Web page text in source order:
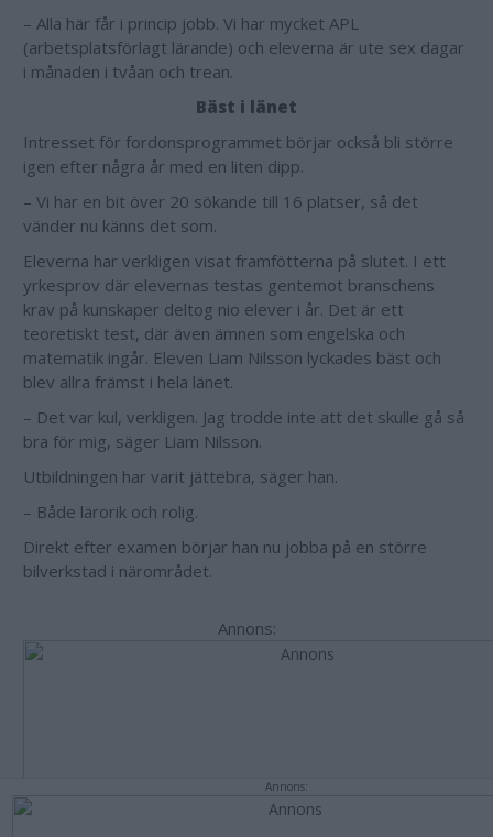
– Alla här får i princip jobb. Vi har mycket APL
(arbetsplatsförlagt lärande) och eleverna är ute sex dagar
i månaden i tvåan och trean.
Bäst i länet
Intresset för fordonsprogrammet börjar också bli större
igen efter några år med en liten dipp.
– Vi har en bit över 20 sökande till 16 platser, så det
vänder nu känns det som.
Eleverna har verkligen visat framfötterna på slutet. I ett
yrkesprov där elevernas testas gentemot branschens
krav på kunskaper deltog nio elever i år. Det är ett
teoretiskt test, där även ämnen som engelska och
matematik ingår. Eleven Liam Nilsson lyckades bäst och
blev allra främst i hela länet.
– Det var kul, verkligen. Jag trodde inte att det skulle gå så
bra för mig, säger Liam Nilsson.
Utbildningen har varit jättebra, säger han.
– Både lärorik och rolig.
Direkt efter examen börjar han nu jobba på en större
bilverkstad i närområdet.
Annons:
Annons: